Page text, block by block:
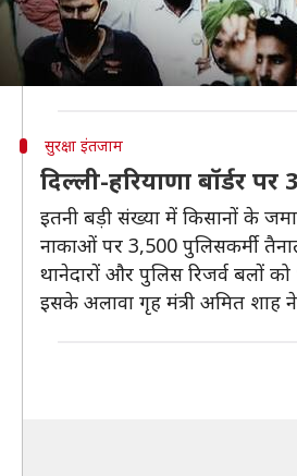
पहले किसान 14 दिसंबर से अपने
आज वे जयपुर-दिल्ली और दिल्ली-
इसके अलावा तमिलनाडु और उत्तर
सुरक्षा इंतजाम
दिल्ली-हरियाणा बॉर्डर
इतनी बड़ी संख्या में किसानों के
नाकाओं पर 3,500 पुलिसकर्मी
थानेदारों और पुलिस रिजर्व बलों
इसके अलावा गृह मंत्री अमित